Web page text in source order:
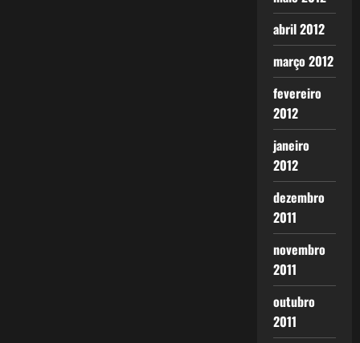
abril 2012
março 2012
fevereiro
2012
janeiro
2012
dezembro
2011
novembro
2011
outubro
2011